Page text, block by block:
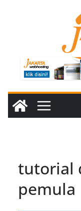
tutorial
pemula